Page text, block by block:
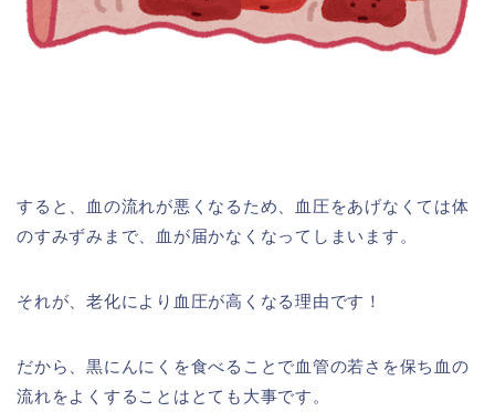
すると、血の流れが悪くなるため、血圧をあげなくては体
のすみずみまで、血が届かなくなってしまいます。
それが、老化により血圧が高くなる理由です！
だから、黒にんにくを食べることで血管の若さを保ち血の
流れをよくすることはとても大事です。